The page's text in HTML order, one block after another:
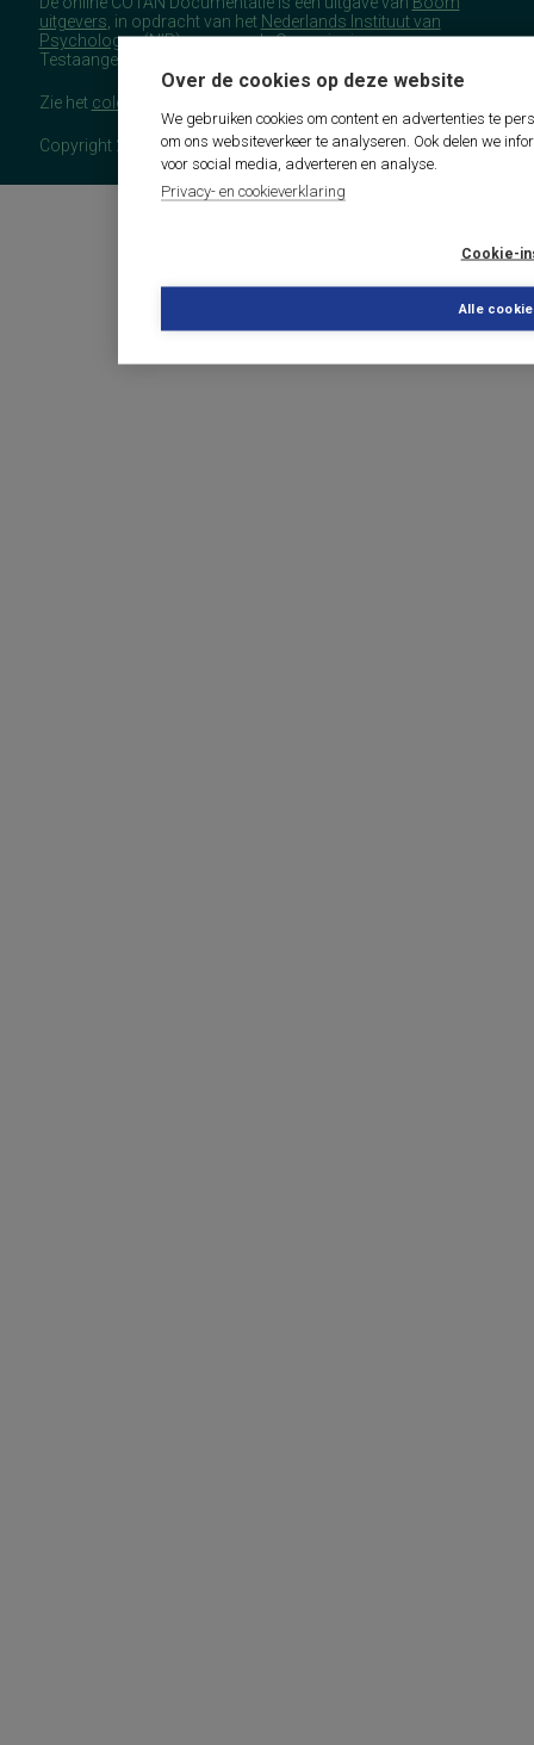
Over de cookies op deze website
We gebruiken cookies om content en advertenties te
om ons websiteverkeer te analyseren. Ook delen we
voor social media, adverteren en analyse.
Privacy- en cookieverklaring
Cookie-
Alle
uitgevers , in opdracht van het Nederlands Instituut van
Psychologen(NIP), namens de Commissie
Testaangelegenheden Nederland (COTAN).
Zie het colofon
Copyright 2026 - COTAN Documentatie